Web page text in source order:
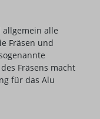
alle
Fräsen und
Fräsens macht
für das Alu